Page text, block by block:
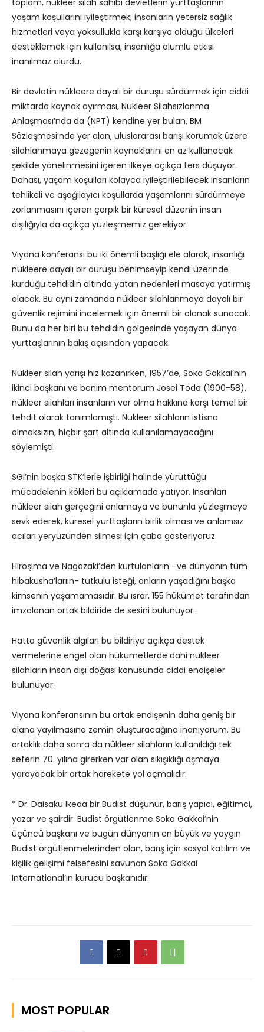
toplam, nükleer silah sahibi devletlerin yurttaşlarının
yaşam koşullarını iyileştirmek; insanların yetersiz sağlık
hizmetleri veya yoksullukla karşı karşıya olduğu ülkeleri
desteklemek için kullanılsa, insanlığa olumlu etkisi
inanılmaz olurdu.
Bir devletin nükleere dayalı bir duruşu sürdürmek için ciddi
miktarda kaynak ayırması, Nükleer Silahsızlanma
Anlaşması’nda da (NPT) kendine yer bulan, BM
Sözleşmesi’nde yer alan, uluslararası barışı korumak üzere
silahlanmaya gezegenin kaynaklarını en az kullanacak
şekilde yönelinmesini içeren ilkeye açıkça ters düşüyor.
Dahası, yaşam koşulları kolayca iyileştirilebilecek insanların
tehlikeli ve aşağılayıcı koşullarda yaşamlarını sürdürmeye
zorlanmasını içeren çarpık bir küresel düzenin insan
dışılığıyla da açıkça yüzleşmemiz gerekiyor.
Viyana konferansı bu iki önemli başlığı ele alarak, insanlığı
nükleere dayalı bir duruşu benimseyip kendi üzerinde
kurduğu tehdidin altında yatan nedenleri masaya yatırmış
olacak. Bu aynı zamanda nükleer silahlanmaya dayalı bir
güvenlik rejimini incelemek için önemli bir olanak sunacak.
Bunu da her biri bu tehdidin gölgesinde yaşayan dünya
yurttaşlarının bakış açısından yapacak.
Nükleer silah yarışı hız kazanırken, 1957’de, Soka Gakkai’nin
ikinci başkanı ve benim mentorum Josei Toda (1900-58),
nükleer silahları insanların var olma hakkına karşı temel bir
tehdit olarak tanımlamıştı. Nükleer silahların istisna
olmaksızın, hiçbir şart altında kullanılamayacağını
söylemişti.
SGI’nin başka STK’lerle işbirliği halinde yürüttüğü
mücadelenin kökleri bu açıklamada yatıyor. İnsanları
nükleer silah gerçeğini anlamaya ve bununla yüzleşmeye
sevk ederek, küresel yurttaşların birlik olması ve anlamsız
acıları yeryüzünden silmesi için çaba gösteriyoruz.
Hiroşima ve Nagazaki’den kurtulanların –ve dünyanın tüm
hibakusha’larıın- tutkulu isteği, onların yaşadığını başka
kimsenin yaşamamasıdır. Bu ısrar, 155 hükümet tarafından
imzalanan ortak bildiride de sesini bulunuyor.
Hatta güvenlik algıları bu bildiriye açıkça destek
vermelerine engel olan hükümetlerde dahi nükleer
silahların insan dışı doğası konusunda ciddi endişeler
bulunuyor.
Viyana konferansının bu ortak endişenin daha geniş bir
alana yayılmasına zemin oluşturacağına inanıyorum. Bu
ortaklık daha sonra da nükleer silahların kullanıldığı tek
seferin 70. yılına girerken var olan sıkışıklığı aşmaya
yarayacak bir ortak harekete yol açmalıdır.
* Dr. Daisaku Ikeda bir Budist düşünür, barış yapıcı, eğitimci,
yazar ve şairdir. Budist örgütlenme Soka Gakkai’nin
üçüncü başkanı ve bugün dünyanın en büyük ve yaygın
Budist örgütlenmelerinden olan, barış için sosyal katılım ve
kişilik gelişimi felsefesini savunan Soka Gakkai
International’ın kurucu başkanıdır.
MOST POPULAR